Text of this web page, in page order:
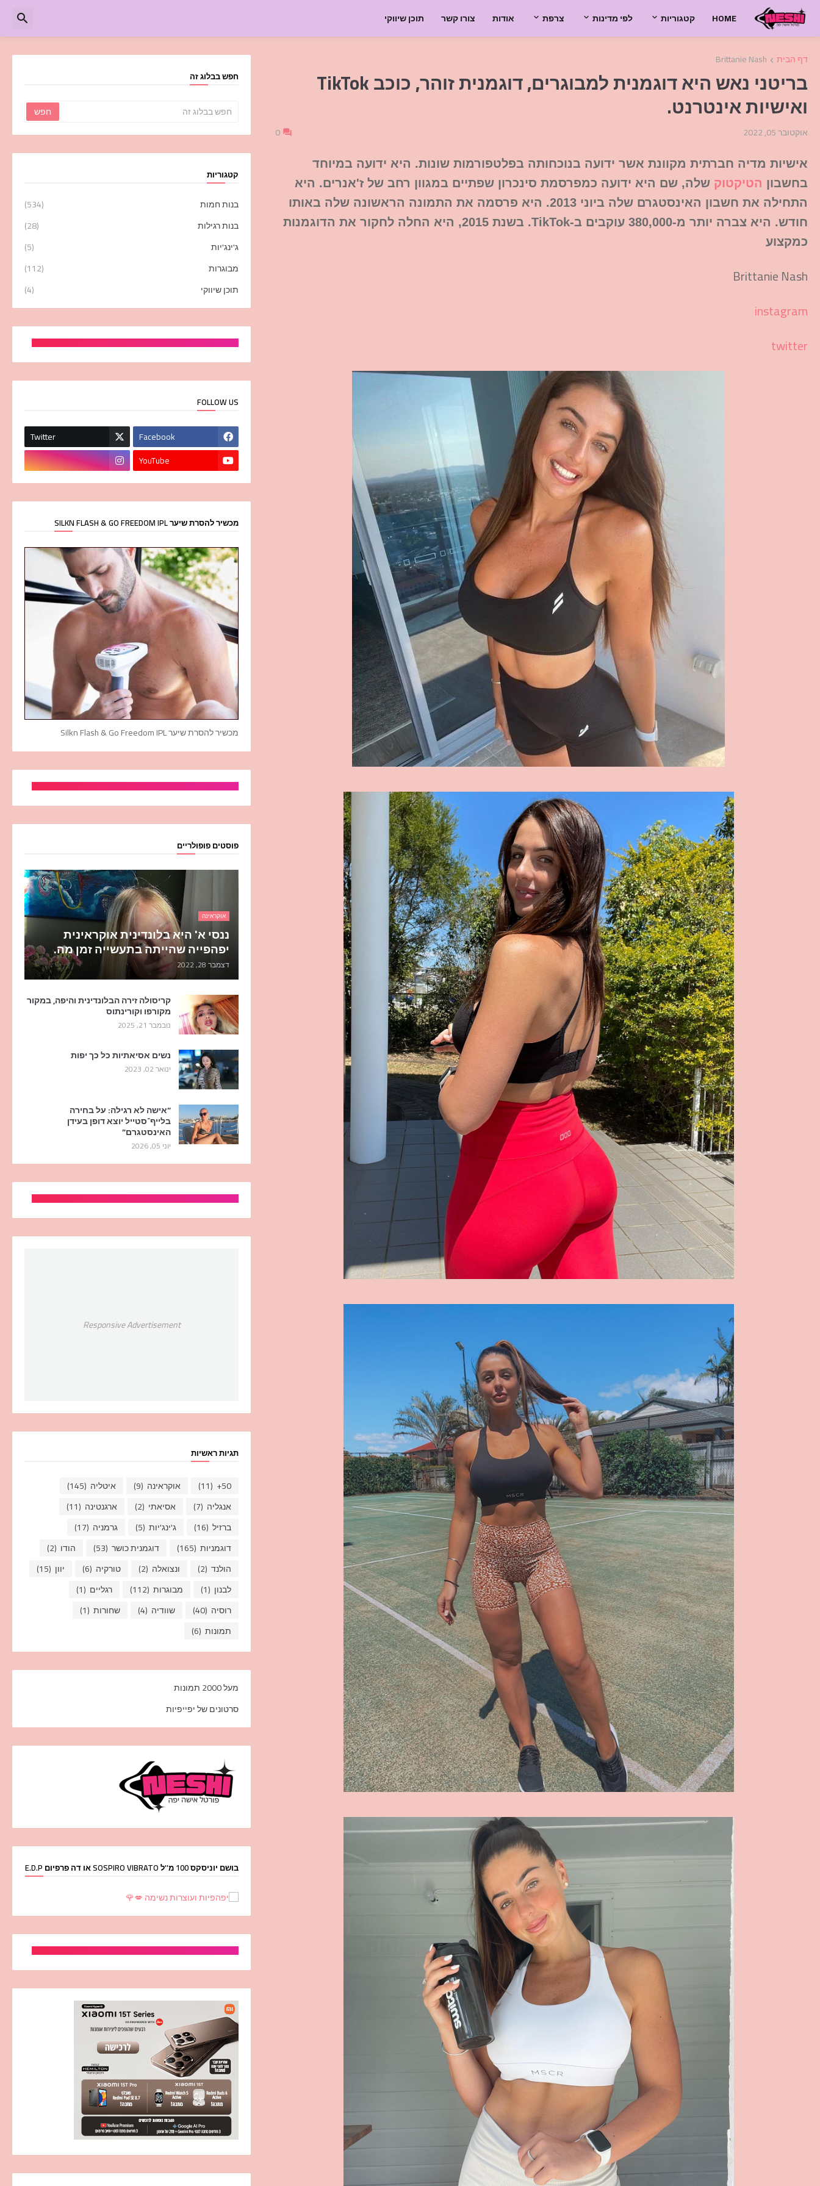
HOME קטגוריות לפי מדינות צרפת אודות צורו קשר תוכן שיווקי
דף הבית Brittanie Nash
בריטני נאש היא דוגמנית למבוגרים, דוגמנית זוהר, כוכב TikTok
ואישיות אינטרנט.
אוקטובר 05, 2022 0
אישיות מדיה חברתית מקוונת אשר ידועה בנוכחותה בפלטפורמות שונות. היא ידועה במיוחד
בחשבון הטיקטוק שלה, שם היא ידועה כמפרסמת סינכרון שפתיים במגוון רחב של ז'אנרים. היא
התחילה את חשבון האינסטגרם שלה ביוני 2013. היא פרסמה את התמונה הראשונה שלה באותו
חודש. היא צברה יותר מ-380,000 עוקבים ב-TikTok. בשנת 2015, היא החלה לחקור את הדוגמנות
כמקצוע
Brittanie Nash
instagram
twitter
חפש בבלוג זה
קטגוריות
בנות חמות
(534)
בנות רגילות
(28)
ג'ינג'יות
(5)
מבוגרות
(112)
תוכן שיווקי
(4)
FOLLOW US
Facebook
Twitter
YouTube
מכשיר להסרת שיער SILKN FLASH & GO FREEDOM IPL
מכשיר להסרת שיער Silkn Flash & Go Freedom IPL
פוסטים פופולריים
אוקראינה
ננסי א' היא בלונדינית אוקראינית
יפהפייה שהייתה בתעשייה זמן מה.
דצמבר 28, 2022
קריסולה זירה הבלונדינית והיפה, במקור
מקורפו וקורינתוס
נובמבר 21, 2025
נשים אסיאתיות כל כך יפות
ינואר 02, 2023
“אישה לא רגילה: על בחירה
בלייף־סטייל יוצא דופן בעידן
האינסטגרם”
יוני 05, 2026
Responsive Advertisement
תגיות ראשיות
50+
(11) אוקראינה (9) איטליה (145)
אנגליה (7) אסיאתי (2) ארגנטינה (11)
ברזיל (16) ג'ינג'יות (5) גרמניה (17)
דוגמניות (165) דוגמנית כושר (53) הודו (2)
הולנד (2) ונצואלה (2) טורקיה (6) יוון (15)
לבנון (1) מבוגרות (112) רגליים (1)
רוסיה (40) שוודיה (4) שחורות (1)
תמונות (6)
מעל 2000 תמונות
סרטונים של יפייפיות
בושם יוניסקס 100 מ''ל SOSPIRO VIBRATO או דה פרפיום E.D.P